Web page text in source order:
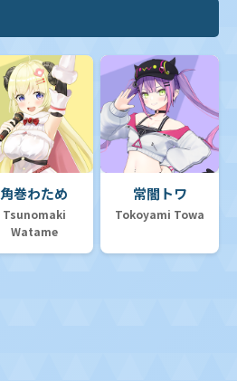
角巻わため
Tsunomaki
Watame
常闇トワ
Tokoyami Towa